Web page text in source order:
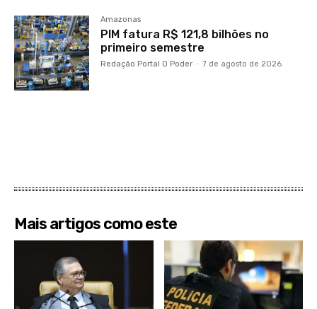
Amazonas
PIM fatura R$ 121,8 bilhões no
primeiro semestre
Redação Portal O Poder - 7 de agosto de 2026
Mais artigos como este